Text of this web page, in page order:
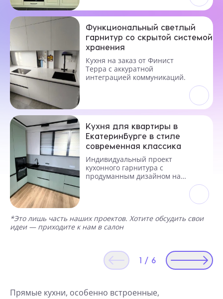
Функциональный светлый
гарнитур со скрытой системой
хранения
Кухня на заказ от Финист
Терра с аккуратной
интеграцией коммуникаций.
Кухня для квартиры в
Екатеринбурге в стиле
современная классика
Индивидуальный проект
кухонного гарнитура с
продуманным дизайном на
*Это лишь часть наших проектов. Хотите обсудить свои
идеи — приходите к нам в салон
1 / 6
Прямые кухни, особенно встроенные,